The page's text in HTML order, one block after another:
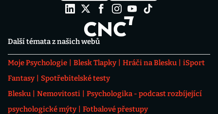
Další témata z našich webů
Moje Psychologie Blesk Tlapky Hráči na Blesku
iSport
Fantasy
Spotřebitelské testy
Blesku
Nemovitosti
Psychologika - podcast rozbíjející
psychologické mýty
Fotbalové přestupy